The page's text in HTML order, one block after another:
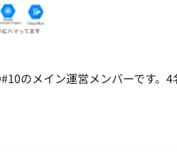
のメイン運営メンバーです